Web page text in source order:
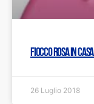
Fiocco rosa in
26 Luglio 2018